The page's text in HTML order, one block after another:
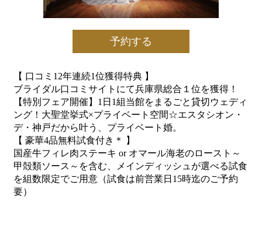
予約する
【 口コミ12年連続1位獲得特典 】
ブライダル口コミサイトにて兵庫県総合１位を獲得！
【特別フェア開催】1日1組当館をまるごと貸切ウェディ
ング！大聖堂挙式×プライベート空間☆エスタシオン・
デ・神戸だから叶う、プライベート婚。
【 豪華4品無料試食付き＊ 】
国産牛フィレ肉ステーキ or オマール海老のロースト～
甲殻類ソース～を含む、メインディッシュが選べる試食
を組数限定でご用意（試食は前営業日15時迄のご予約
要）